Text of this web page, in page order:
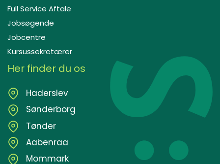
Full Service Aftale
Jobsøgende
Jobcentre
Kursussekretærer
Her finder du os
Haderslev
Sønderborg
Tønder
Aabenraa
Mommark